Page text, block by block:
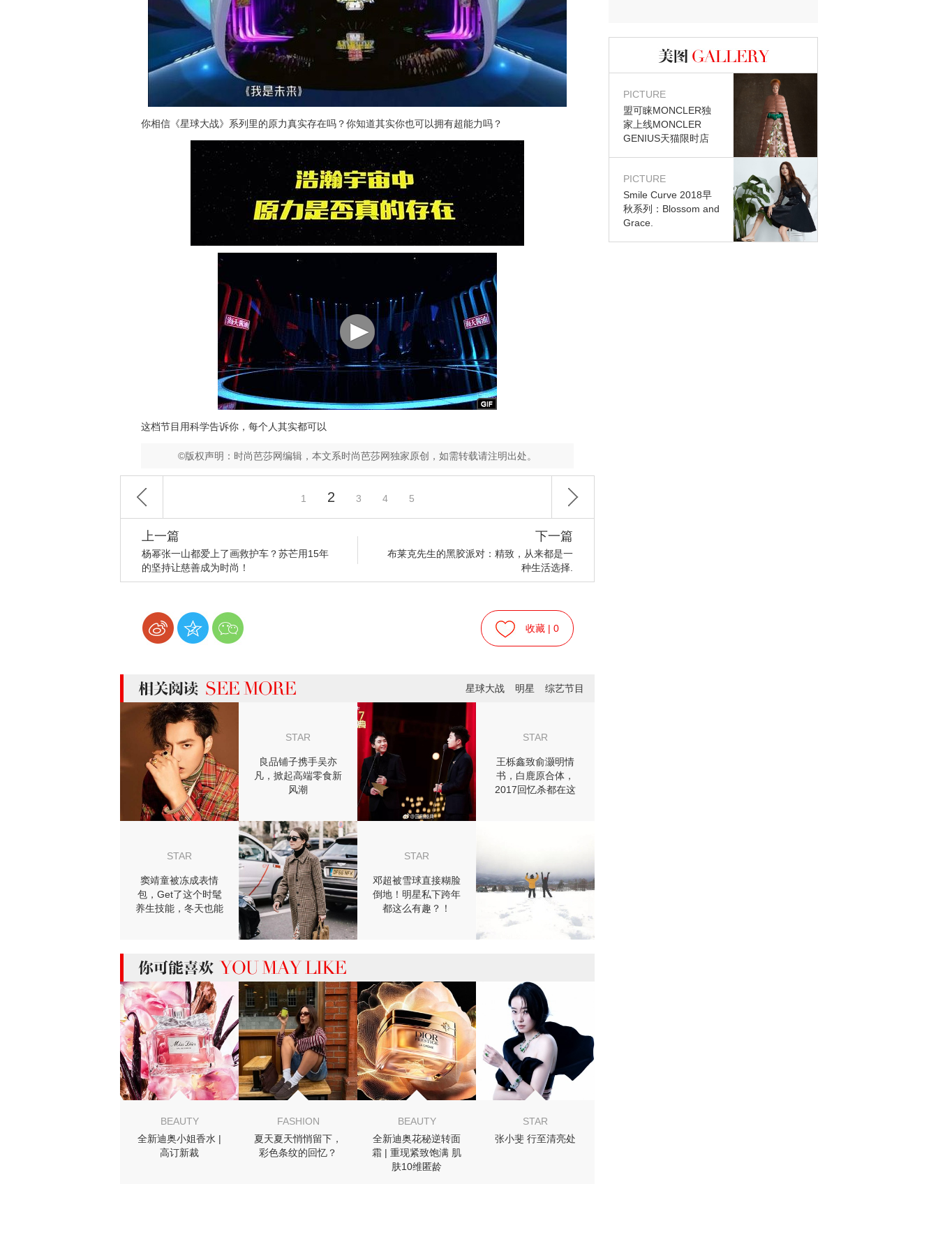
你相信《星球大战》系列里的原力真实存在吗？你知道其实你也可以拥有超能力吗？
这档节目用科学告诉你，每个人其实都可以
©版权声明：时尚芭莎网编辑，本文系时尚芭莎网独家原创，如需转载请注明出处。
1 2 3 4 5
上一篇
杨幂张一山都爱上了画救护车？苏芒用15年
的坚持让慈善成为时尚！
下一篇
布莱克先生的黑胶派对：精致，从来都是一
种生活选择.
收藏 | 0
星球大战 明星 综艺节目
STAR
良品铺子携手吴亦
凡，掀起高端零食新
风潮
STAR
王栎鑫致俞灏明情
书，白鹿原合体，
2017回忆杀都在这
STAR
窦靖童被冻成表情
包，Get了这个时髦
养生技能，冬天也能
STAR
邓超被雪球直接糊脸
倒地！明星私下跨年
都这么有趣？！
MIGHT LIKE 你可能喜欢
BEAUTY
全新迪奥小姐香水 |
高订新裁
FASHION
夏天夏天悄悄留下，
彩色条纹的回忆？
BEAUTY
全新迪奥花秘逆转面
霜 | 重现紧致饱满 肌
肤10维匿龄
STAR
张小斐 行至清亮处
图库
PICTURE
盟可睐MONCLER独
家上线MONCLER
GENIUS天猫限时店
PICTURE
Smile Curve 2018早
秋系列：Blossom and
Grace.